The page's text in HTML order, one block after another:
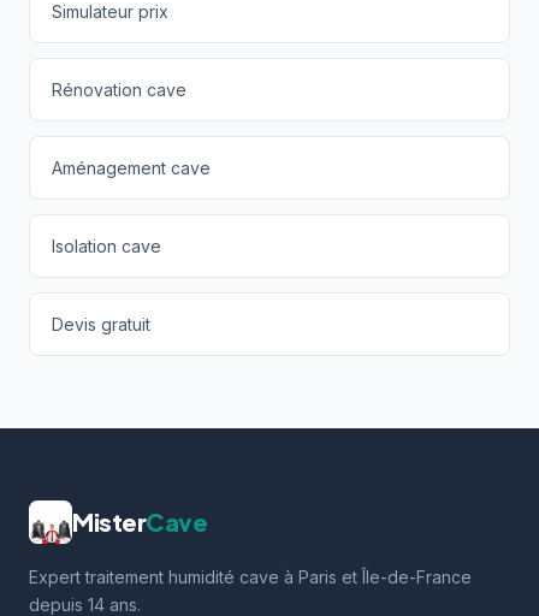
Simulateur prix
Rénovation cave
Aménagement cave
Isolation cave
Devis gratuit
MisterCave
Expert traitement humidité cave à Paris et Île-de-France
depuis 14 ans.